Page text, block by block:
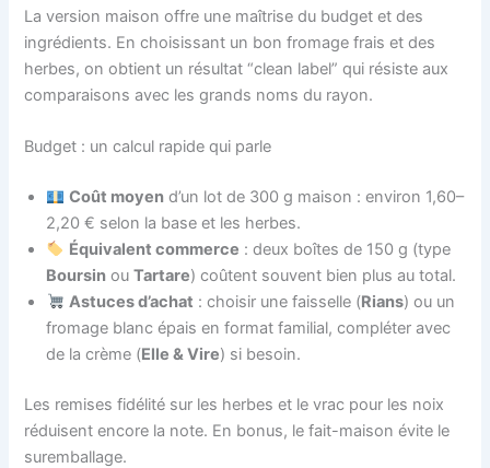
La version maison offre une maîtrise du budget et des
ingrédients. En choisissant un bon fromage frais et des
herbes, on obtient un résultat “clean label” qui résiste aux
comparaisons avec les grands noms du rayon.
Budget : un calcul rapide qui parle
Coût moyen d’un lot de 300 g maison : environ 1,60–
2,20 € selon la base et les herbes.
Équivalent commerce : deux boîtes de 150 g (type
Boursin ouTartare) coûtent souvent bien plus au total.
Astuces d’achat : choisir une faisselle (Rians) ou un
fromage blanc épais en format familial, compléter avec
de la crème (Elle & Vire) si besoin.
Les remises fidélité sur les herbes et le vrac pour les noix
réduisent encore la note. En bonus, le fait-maison évite le
suremballage.